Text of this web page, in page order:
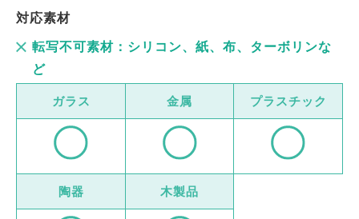
対応素材
転写不可素材：シリコン、紙、布、ターボリンな
ど
ガラス 金属 プラスチック
陶器 木製品